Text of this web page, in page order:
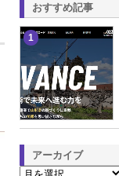
おすすめ記事
1
アーカイブ